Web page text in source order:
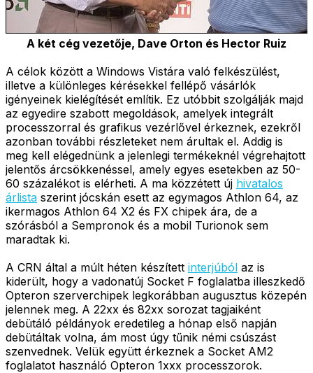
A két cég vezetője, Dave Orton és Hector Ruiz
A célok között a Windows Vistára való felkészülést,
illetve a különleges kérésekkel fellépő vásárlók
igényeinek kielégítését említik. Ez utóbbit szolgálják majd
az egyedire szabott megoldások, amelyek integrált
processzorral és grafikus vezérlővel érkeznek, ezekről
azonban további részleteket nem árultak el. Addig is
meg kell elégednünk a jelenlegi termékeknél végrehajtott
jelentős árcsökkenéssel, amely egyes esetekben az 50-
60 százalékot is elérheti. A ma közzétett új hivatalos
árlista szerint jócskán esett az egymagos Athlon 64, az
ikermagos Athlon 64 X2 és FX chipek ára, de a
szórásból a Sempronok és a mobil Turionok sem
maradtak ki.
A CRN által a múlt héten készített interjúból az is
kiderült, hogy a vadonatúj Socket F foglalatba illeszkedő
Opteron szerverchipek legkorábban augusztus közepén
jelennek meg. A 22xx és 82xx sorozat tagjaiként
debütáló példányok eredetileg a hónap első napján
debütáltak volna, ám most úgy tűnik némi csúszást
szenvednek. Velük együtt érkeznek a Socket AM2
foglalatot használó Opteron 1xxx processzorok.